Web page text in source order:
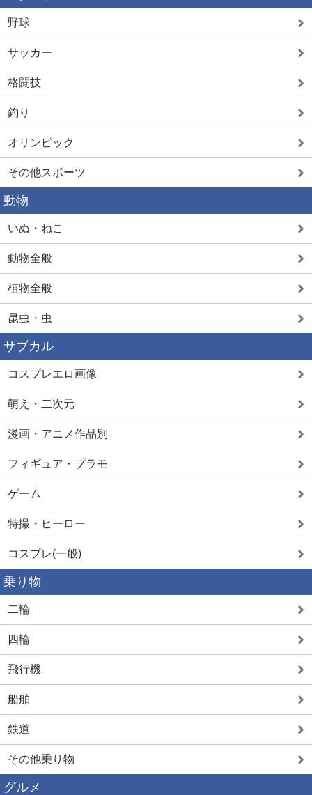
野球
サッカー
格闘技
釣り
オリンピック
その他スポーツ
動物
いぬ・ねこ
動物全般
植物全般
昆虫・虫
サブカル
コスプレエロ画像
萌え・二次元
漫画・アニメ作品別
フィギュア・プラモ
ゲーム
特撮・ヒーロー
コスプレ(一般)
乗り物
二輪
四輪
飛行機
船舶
鉄道
その他乗り物
グルメ